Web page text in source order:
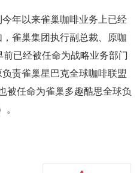
年以来雀巢咖啡业务上已经
雀巢集团执行副总裁、原咖
已经被任命为战略业务部门
责雀巢星巴克全球咖啡联盟
被任命为雀巢多趣酷思全球负
。